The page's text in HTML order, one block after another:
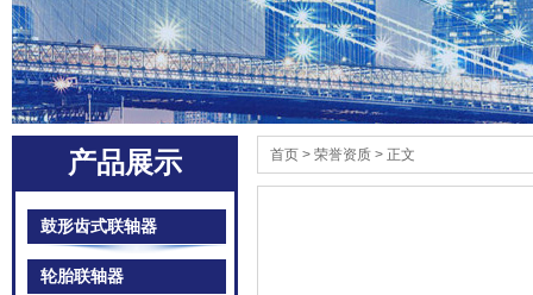
产品展示
鼓形齿式联轴器
轮胎联轴器
首页 > 荣誉资质 > 正文